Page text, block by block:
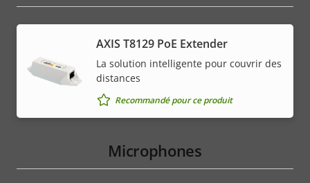
AXIS T8129 PoE Extender
La solution intelligente pour couvrir des
distances
Recommandé pour ce produit
Microphones